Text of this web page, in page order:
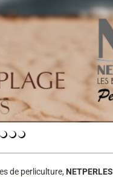
de perliculture, NETPERLES